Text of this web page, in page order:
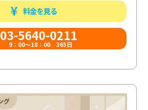
料金を見る
03-5640-0211
9：00～18：00 365日